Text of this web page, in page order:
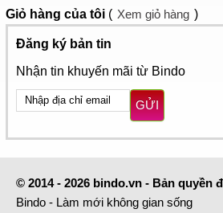
Giỏ hàng của tôi ( Xem giỏ hàng )
Đăng ký bản tin
Nhận tin khuyến mãi từ Bindo
GỬI
© 2014 - 2026 bindo.vn - Bản quyền
Bindo - Làm mới không gian sống